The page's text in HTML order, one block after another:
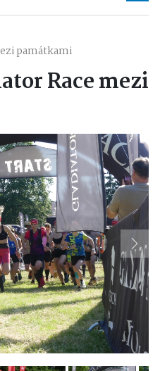
památkami
Race mezi
Next